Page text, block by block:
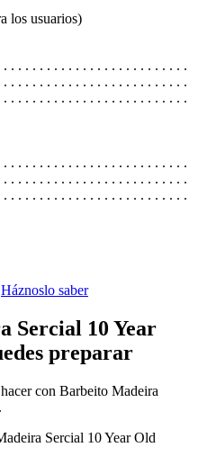
los usuarios)
. . . . . . . . . . . . . . . . . . . . . . . . .
. . . . . . . . . . . . . . . . . . . . . . . . .
. . . . . . . . . . . . . . . . . . . . . . . . .
. . . . . . . . . . . . . . . . . . . . . . . . .
. . . . . . . . . . . . . . . . . . . . . . . . .
. . . . . . . . . . . . . . . . . . . . . . . . .
Háznoslo saber
Sercial 10 Year
preparar
con Barbeito Madeira
Sercial 10 Year Old